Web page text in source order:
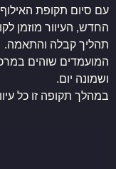
עם סיום תקופת
החדש, העיוור מוזמן
תהליך קבלה והתאמה.
המועמדים שוהים
ושמונה יום.
במהלך תקופה זו כל